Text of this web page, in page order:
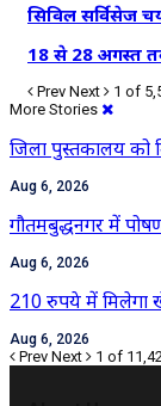
सिविल सर्विसेज
18 से 28 अगस्त
Prev Next
1 of
More Stories
जिला पुस्तकालय को
Aug 6, 2026
गौतमबुद्धनगर में
Aug 6, 2026
210 रुपये में मिलेगा
Aug 6, 2026
Prev Next 1 of